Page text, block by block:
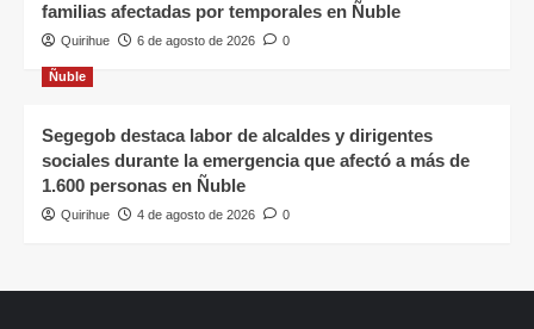
familias afectadas por temporales en Ñuble
Quirihue 6 de agosto de 2026 0
Ñuble
Segegob destaca labor de alcaldes y dirigentes
sociales durante la emergencia que afectó a más de
1.600 personas en Ñuble
Quirihue 4 de agosto de 2026 0